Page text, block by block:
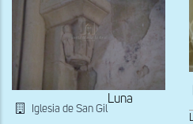
Iglesia de San Gil
Luna